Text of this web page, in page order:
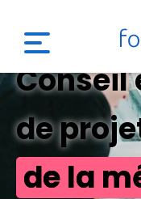
Conseil
de
de la